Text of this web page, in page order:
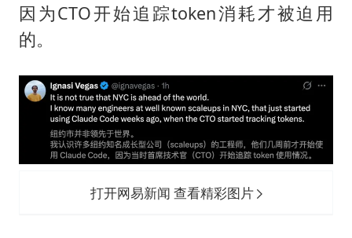
因为CTO开始追踪token消耗才被迫用
的。
打开网易新闻 查看精彩图片